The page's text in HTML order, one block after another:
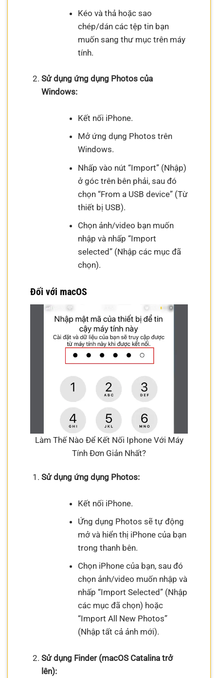
Kéo và thả hoặc sao
chép/dán các tệp tin bạn
muốn sang thư mục trên máy
tính.
Sử dụng ứng dụng Photos của
Windows:
Kết nối iPhone.
Mở ứng dụng Photos trên
Windows.
Nhấp vào nút “Import” (Nhập)
ở góc trên bên phải, sau đó
chọn “From a USB device” (Từ
thiết bị USB).
Chọn ảnh/video bạn muốn
nhập và nhấp “Import
selected” (Nhập các mục đã
chọn).
Đối với macOS
Làm Thế Nào Để Kết Nối Iphone Với Máy
Tính Đơn Giản Nhất?
Sử dụng ứng dụng Photos:
Kết nối iPhone.
Ứng dụng Photos sẽ tự động
mở và hiển thị iPhone của bạn
trong thanh bên.
Chọn iPhone của bạn, sau đó
chọn ảnh/video muốn nhập và
nhấp “Import Selected” (Nhập
các mục đã chọn) hoặc
“Import All New Photos”
(Nhập tất cả ảnh mới).
Sử dụng Finder (macOS Catalina trở
lên):